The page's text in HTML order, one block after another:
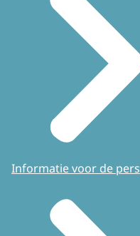
Informatie voor de pers